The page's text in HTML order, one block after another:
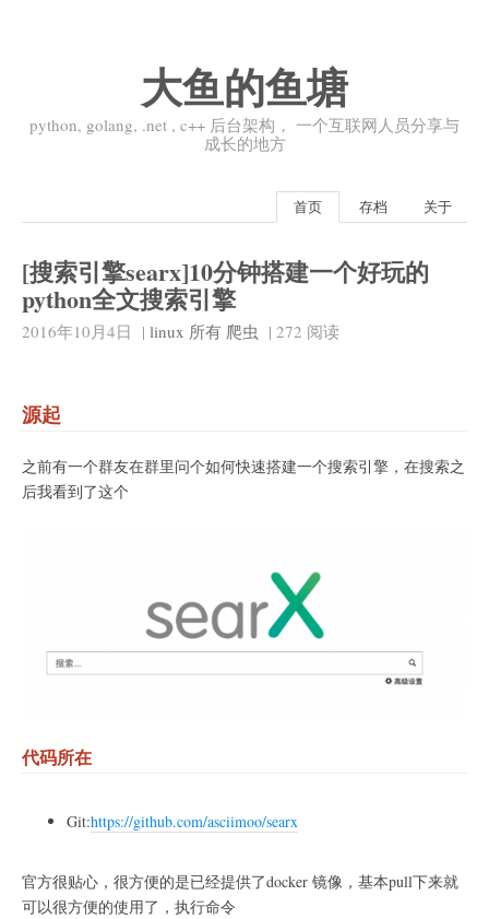
大鱼的鱼塘
python, golang, .net , c++ 后台架构， 一个互联网人员分享与
成长的地方
首页 存档 关于
[搜索引擎searx]10分钟搭建一个好玩的
python全文搜索引擎
2016年10月4日 | linux 所有 爬虫 | 272 阅读
源起
之前有一个群友在群里问个如何快速搭建一个搜索引擎，在搜索之
后我看到了这个
代码所在
Git:https://github.com/asciimoo/searx
官方很贴心，很方便的是已经提供了docker 镜像，基本pull下来就
可以很方便的使用了，执行命令